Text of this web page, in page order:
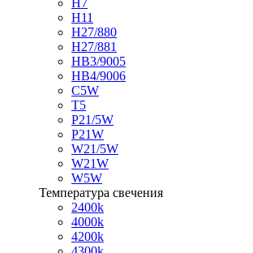
H7
H11
H27/880
H27/881
HB3/9005
HB4/9006
C5W
T5
P21/5W
P21W
W21/5W
W21W
W5W
Температура свечения
2400k
4000k
4200k